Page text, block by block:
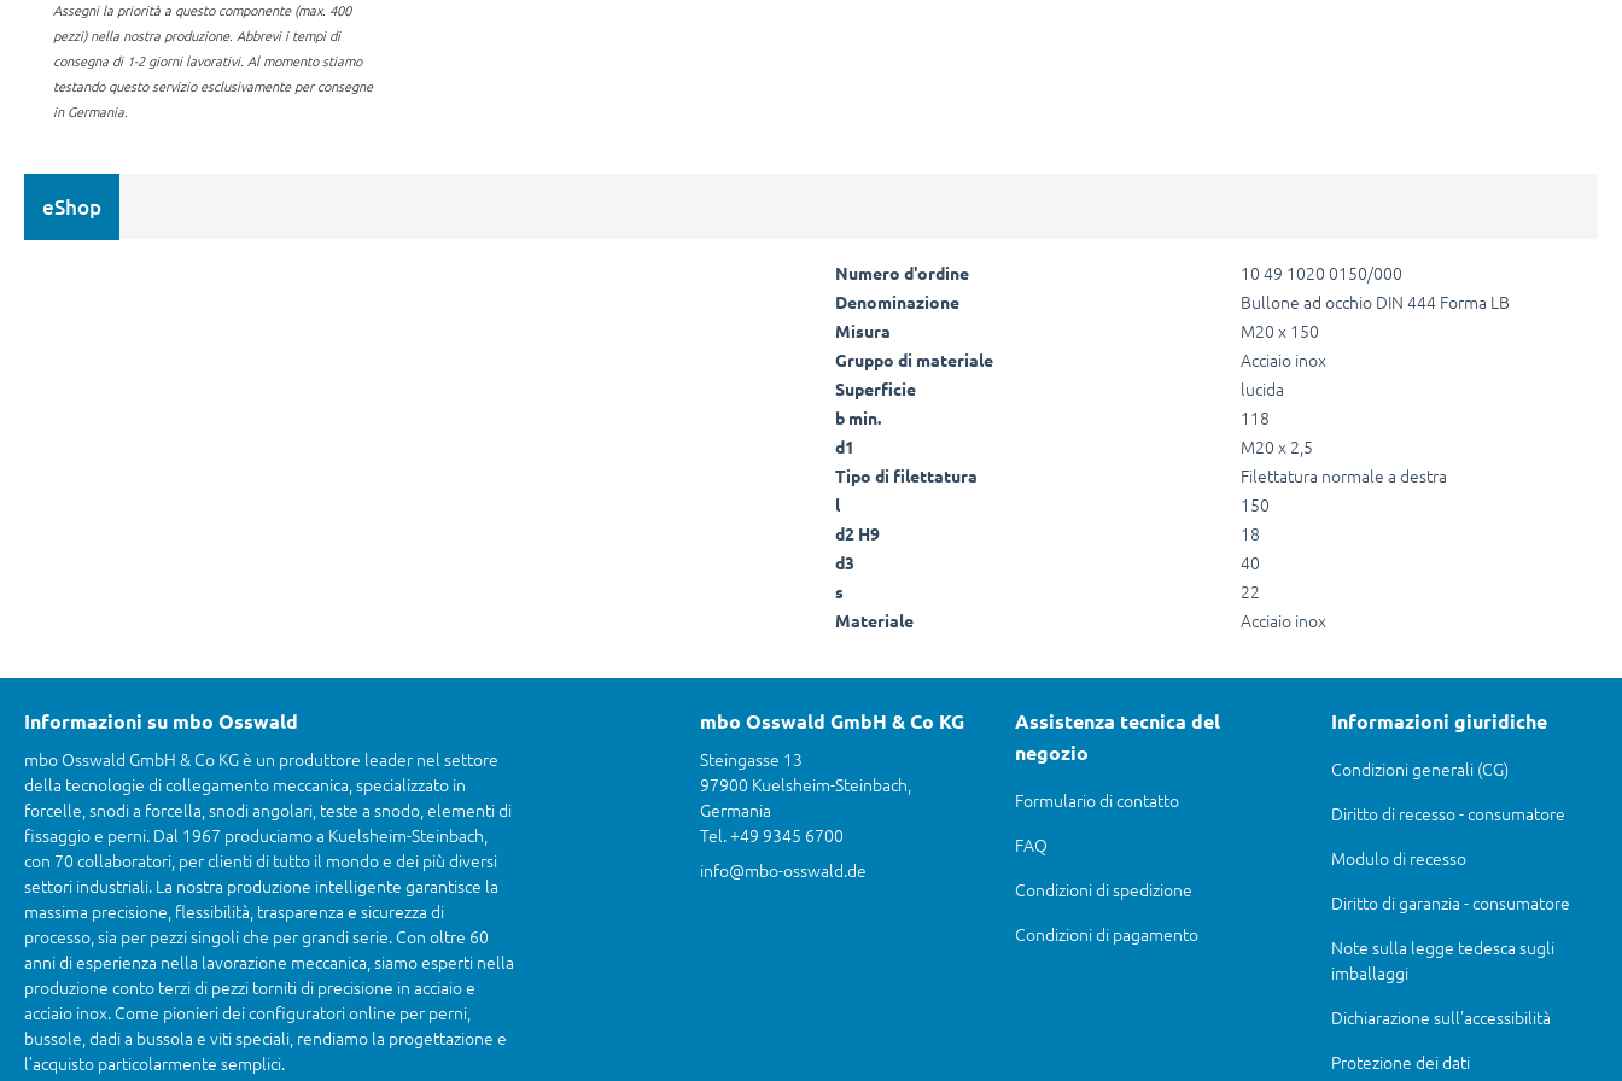
Assegni la priorità a questo componente (max. 400
pezzi) nella nostra produzione. Abbrevi i tempi di
consegna di 1-2 giorni lavorativi. Al momento stiamo
testando questo servizio esclusivamente per consegne
in Germania.
eShop
Numero d'ordine 10 49 1020 0150/000
Denominazione Bullone ad occhio DIN 444 Forma LB
Misura M20 x 150
Gruppo di materiale Acciaio inox
Superficie lucida
b min. 118
d1 M20 x 2,5
Tipo di filettatura Filettatura normale a destra
l 150
d2 H9 18
d3 40
s 22
Materiale Acciaio inox
Informazioni su mbo Osswald
mbo Osswald GmbH & Co KG è un produttore leader nel settore
della tecnologie di collegamento meccanica, specializzato in
forcelle, snodi a forcella, snodi angolari, teste a snodo, elementi di
fissaggio e perni. Dal 1967 produciamo a Kuelsheim-Steinbach,
con 70 collaboratori, per clienti di tutto il mondo e dei più diversi
settori industriali. La nostra produzione intelligente garantisce la
massima precisione, flessibilità, trasparenza e sicurezza di
processo, sia per pezzi singoli che per grandi serie. Con oltre 60
anni di esperienza nella lavorazione meccanica, siamo esperti nella
produzione conto terzi di pezzi torniti di precisione in acciaio e
acciaio inox. Come pionieri dei configuratori online per perni,
bussole, dadi a bussola e viti speciali, rendiamo la progettazione e
l’acquisto particolarmente semplici.
mbo Osswald GmbH & Co KG
Steingasse 13
97900 Kuelsheim-Steinbach,
Germania
Tel. +49 9345 6700
info@mbo-osswald.de
Assistenza tecnica del
negozio
Formulario di contatto
FAQ
Condizioni di spedizione
Condizioni di pagamento
Informazioni giuridiche
Condizioni generali (CG)
Diritto di recesso - consumatore
Modulo di recesso
Diritto di garanzia - consumatore
Note sulla legge tedesca sugli
imballaggi
Dichiarazione sull'accessibilità
Protezione dei dati